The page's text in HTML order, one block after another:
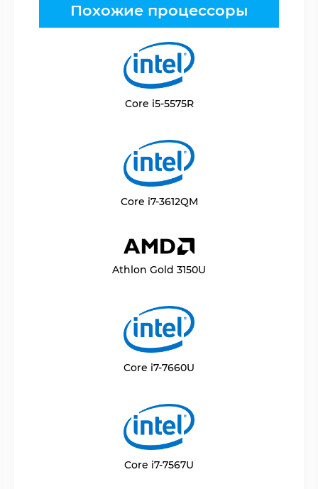
Похожие процессоры
Core i5-5575R
Core i7-3612QM
Athlon Gold 3150U
Core i7-7660U
Core i7-7567U